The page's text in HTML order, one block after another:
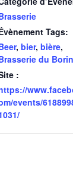
Tags:
, bier, bière,
du
:
events/